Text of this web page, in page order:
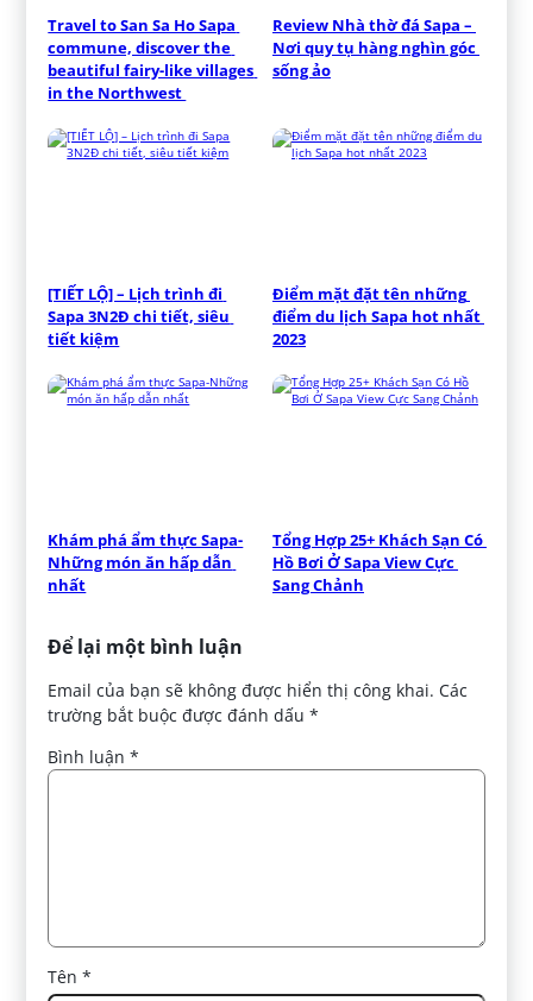
Travel to San Sa Ho Sapa
commune, discover the
beautiful fairy-like villages
in the Northwest
Review Nhà thờ đá Sapa –
Nơi quy tụ hàng nghìn góc
sống ảo
[TIẾT LỘ] – Lịch trình đi
Sapa 3N2Đ chi tiết, siêu
tiết kiệm
Điểm mặt đặt tên những
điểm du lịch Sapa hot nhất
2023
Khám phá ẩm thực Sapa-
Những món ăn hấp dẫn
nhất
Tổng Hợp 25+ Khách Sạn Có
Hồ Bơi Ở Sapa View Cực
Sang Chảnh
Để lại một bình luận
Email của bạn sẽ không được hiển thị công khai. Các
trường bắt buộc được đánh dấu*
Bình luận*
Tên*